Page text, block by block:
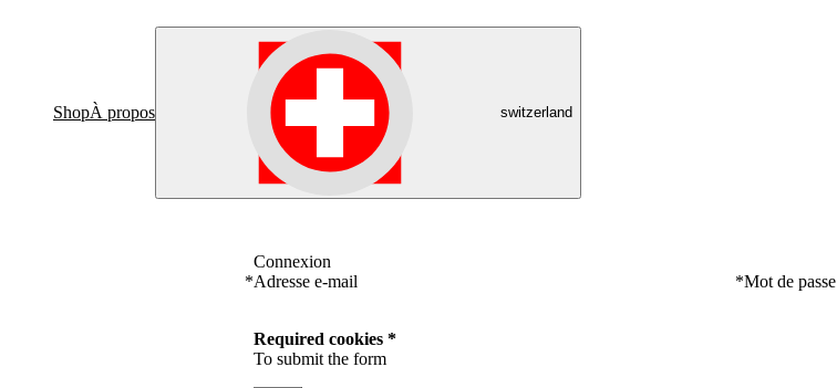
ShopÀ propos switzerland
Connexion
*Adresse e-mail *Mot de passe
Required cookies *
To submit the form